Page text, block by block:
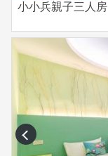
小小兵親子三人房
prev